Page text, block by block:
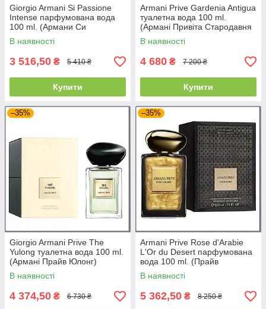
Giorgio Armani Si Passione
Intense парфумована вода
100 ml. (Армани Си
Пассионе Интенс)
В наявності
3 516,50 ₴ 5 410 ₴
Купити
Armani Prive Gardenia Antigua
туалетна вода 100 ml.
(Армані Привіта Стародавня
Гарденія)
В наявності
4 680 ₴ 7 200 ₴
Купити
–35%
Giorgio Armani Prive The
Yulong туалетна вода 100 ml.
(Армані Прайв Юлонг)
В наявності
4 374,50 ₴ 6 730 ₴
–35%
Armani Prive Rose d'Arabie
L'Or du Desert парфумована
вода 100 ml. (Прайв
Арабська Троянда Золото
пустелі)
В наявності
5 362,50 ₴ 8 250 ₴